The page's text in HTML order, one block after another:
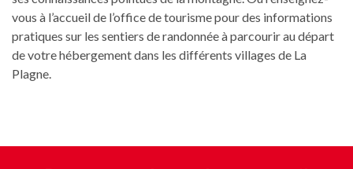
vous à l’accueil de l’office de tourisme pour des informations
pratiques sur les sentiers de randonnée à parcourir au départ
de votre hébergement dans les différents villages de La
Plagne.